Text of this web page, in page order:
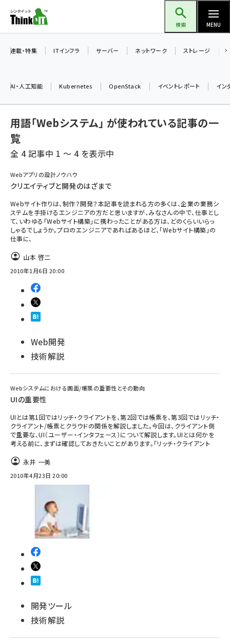
ン
ツ
検索 MENU
ai (2508)
iot女子会 (2295)
北海道をのんびり旅する晴山佳須夫のヒント集！ (2050)
drupal (1966)
genai (1494)
abc123 (1371)
連載・特集 ITインフラ サーバー ネットワーク ストレージ
AI・人工知能 Kubernetes OpenStack イベントレポート イン
用語「Webシステム」 が使われている記事の一
覧
全 4 記事中 1 ～ 4 を表示中
Webアプリの設計ノウハウ
クリエイティブと開発のはざまで
Webサイト作りは、制作？開発？本記事を読まれる方の多くは、企業の業務シ
ステムを手掛けるエンジニアの方だと思いますが、みなさんの中で、仕事とし
て、いわゆる「Webサイト構築」に携わったことがある方は、どのくらいいらっ
しゃるでしょうか。プロのエンジニアであればあるほど、「Webサイト構築」の
仕事に、
山本 啓二
2010年1月6日 20:00
Web開発
技術解説
Webシステムにおける画面/帳票の重要性とその動向
UIの重要性
UIとは第1回ではリッチ・クライアントを、第2回では帳票を、第3回ではリッチ・
クライアント/帳票とクラウドの関係を解説しました。今回は、クライアント側
で重要な、UI（ユーザー・インタフェース）について解説します。UIとは何かを
考える前に、まずは確認しておきたいことがあります。「リッチ・クライアント
永井 一美
2010年4月23日 20:00
開発ツール
技術解説